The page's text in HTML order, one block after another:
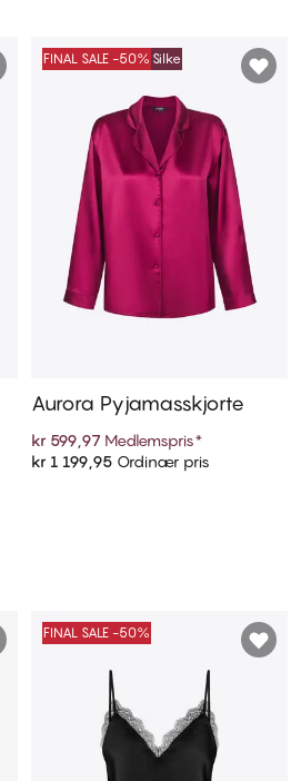
Legg i handlekurven
FINAL SALE -50% Silke
Aurora Pyjamasskjorte
kr 599,97 Medlemspris*
kr 1 199,95 Ordinær pris
FINAL SALE -50%